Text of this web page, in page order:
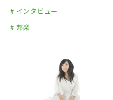
# インタビュー
# 邦楽